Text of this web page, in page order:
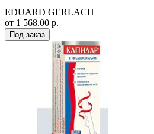
EDUARD GERLACH
от 1 568.00 р.
Под заказ